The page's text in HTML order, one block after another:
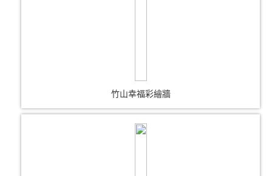
竹山幸福彩繪牆